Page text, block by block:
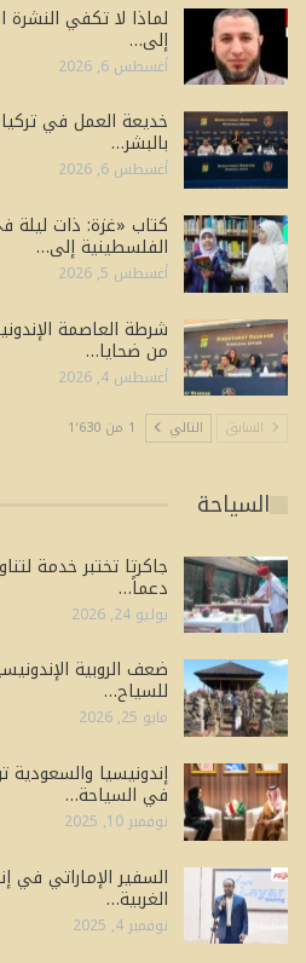
لماذا لا تكفي النشرة
إلى…
أغسطس 6, 2026
خديعة العمل في
بالبشر…
أغسطس 6, 2026
كتاب «غزة: ذات ليلة
الفلسطينية إلى…
أغسطس 5, 2026
شرطة العاصمة
من ضحايا…
أغسطس 4, 2026
السابق التالي 1 من 1٬630
السياحة
جاكرتا تختبر خدمة
دعماً…
يوليو 24, 2026
ضعف الروبية
للسياح…
مايو 25, 2026
إندونيسيا والسعودية
في السياحة…
نوفمبر 10, 2025
السفير الإماراتي في
الغربية…
نوفمبر 4, 2025